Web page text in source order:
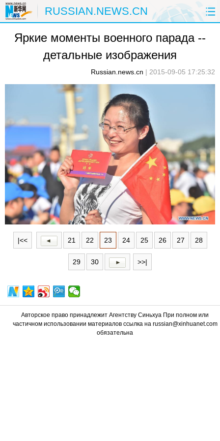
RUSSIAN.NEWS.CN
ГЛАВНАЯ КИТАЙ РФ И СНГ
В МИРЕ ЭКОНОМИКА ОБЩЕСТВО
НАУКА ПРИРОДА КУЛЬТУРА
ЗДОРОВЬЕ
Яркие моменты военного парада --
детальные изображения
Russian.news.cn | 2015-09-05 17:25:32
|<< 21 22 23 24 25 26 27 28
29 30 >>|
Авторское право принадлежит Агентству Синьхуа При полном или
частичном использовании материалов ссылка на russian@xinhuanet.com
обязательна